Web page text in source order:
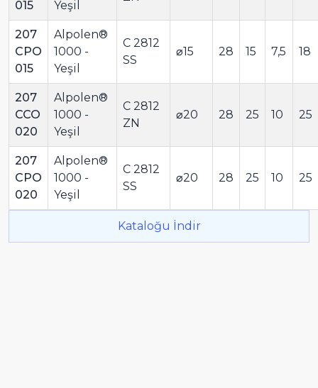
015 Yeşil
207
CPO
015
Alpolen®
1000 -
Yeşil
C 2812
SS
⌀15 28 15 7,5 18
207
CCO
020
Alpolen®
1000 -
Yeşil
C 2812
ZN
⌀20 28 25 10 25
207
CPO
020
Alpolen®
1000 -
Yeşil
C 2812
SS
⌀20 28 25 10 25
Kataloğu İndir